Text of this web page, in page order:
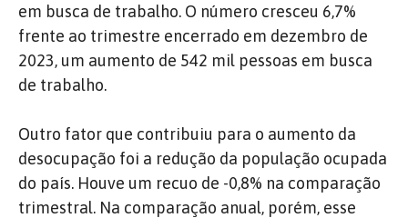
em busca de trabalho. O número cresceu 6,7%
frente ao trimestre encerrado em dezembro de
2023, um aumento de 542 mil pessoas em busca
de trabalho.
Outro fator que contribuiu para o aumento da
desocupação foi a redução da população ocupada
do país. Houve um recuo de -0,8% na comparação
trimestral. Na comparação anual, porém, esse